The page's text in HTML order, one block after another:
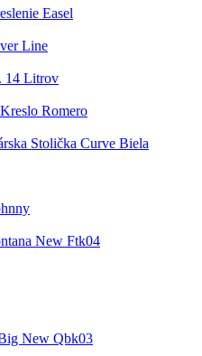
Easel
Line
14 Litrov
Romero
Stolička Curve Biela
New Ftk04
New Qbk03